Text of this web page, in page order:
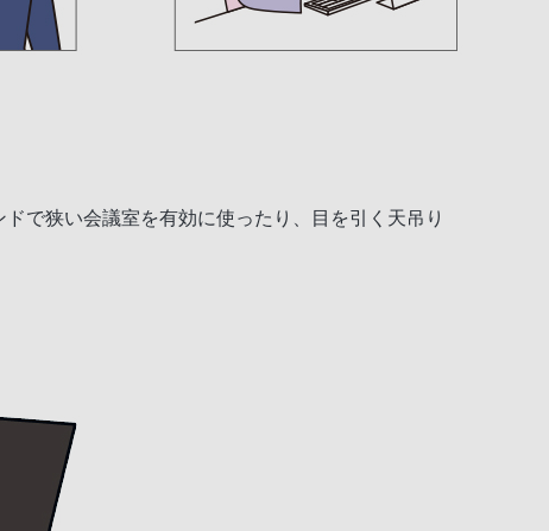
で狭い会議室を有効に使ったり、目を引く天吊り